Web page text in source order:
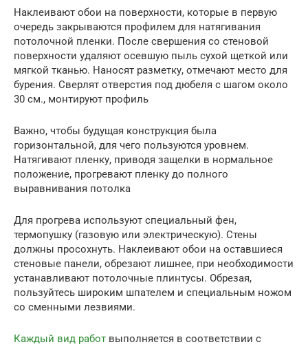
Наклеивают обои на поверхности, которые в первую
очередь закрываются профилем для натягивания
потолочной пленки. После свершения со стеновой
поверхности удаляют осевшую пыль сухой щеткой или
мягкой тканью. Наносят разметку, отмечают место для
бурения. Сверлят отверстия под дюбеля с шагом около
30 см., монтируют профиль
Важно, чтобы будущая конструкция была
горизонтальной, для чего пользуются уровнем.
Натягивают пленку, приводя защелки в нормальное
положение, прогревают пленку до полного
выравнивания потолка
Для прогрева используют специальный фен,
термопушку (газовую или электрическую). Стены
должны просохнуть. Наклеивают обои на оставшиеся
стеновые панели, обрезают лишнее, при необходимости
устанавливают потолочные плинтусы. Обрезая,
пользуйтесь широким шпателем и специальным ножом
со сменными лезвиями.
Каждый вид работ выполняется в соответствии с